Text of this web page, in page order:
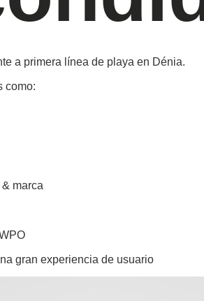
a primera línea de playa en Dénia.
como:
marca
gran experiencia de usuario